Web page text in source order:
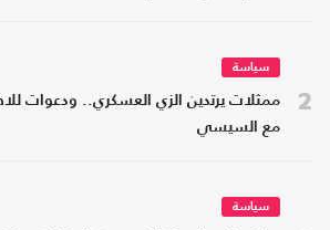
2
سياسة
ممثلات يرتدين الزي العسكري.. ودعوات
مع السيسي
سياسة